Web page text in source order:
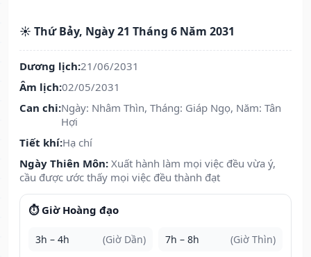
☀️ Thứ Bảy, Ngày 21 Tháng 6 Năm 2031
Dương lịch:21/06/2031
Âm lịch:02/05/2031
Can chi:Ngày: Nhâm Thìn, Tháng: Giáp Ngọ, Năm: Tân
Hợi
Tiết khí:Hạ chí
Ngày Thiên Môn: Xuất hành làm mọi việc đều vừa ý,
cầu được ước thấy mọi việc đều thành đạt
⏱️ Giờ Hoàng đạo
3h – 4h (Giờ Dần) 7h – 8h (Giờ Thìn)